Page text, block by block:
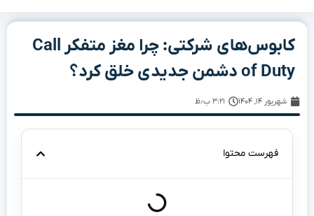
کابوس‌های شرکتی: چرا مغز متفکر Call
of Duty دشمن جدیدی خلق کرد؟
شهریور ۱۴, ۱۴۰۴ ۳:۲۱ ب٫ظ
فهرست محتوا